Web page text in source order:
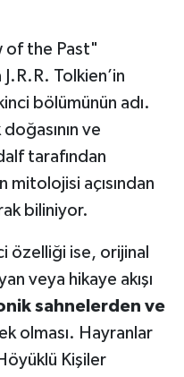
of the Past"
Tolkien’in
bölümünün adı.
ve
tarafından
mitolojisi açısından
biliniyor.
özelliği ise, orijinal
veya hikaye akışı
sahnelerden ve
olması. Hayranlar
Kişiler